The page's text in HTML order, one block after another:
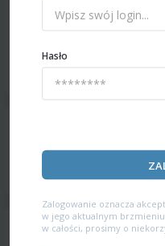
Hasło
Zalogowanie oznacza
w jego aktualnym
w całości, prosimy o